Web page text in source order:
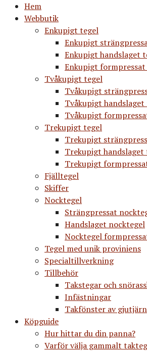
Hem
Webbutik
Enkupigt tegel
Enkupigt
Enkupigt handslaget
Enkupigt
Tvåkupigt tegel
Tvåkupigt
Tvåkupigt handslaget
Tvåkupigt
Trekupigt tegel
Trekupigt
Trekupigt handslaget
Trekupigt
Fjälltegel
Skiffer
Nocktegel
Strängpressat
Handslaget nocktegel
Nocktegel
Tegel med unik proviniens
Specialtillverkning
Tillbehör
Takstegar och
Infästningar
Takfönster av gjutjärn
Köpguide
Hur hittar du din panna?
Varför välja gammalt